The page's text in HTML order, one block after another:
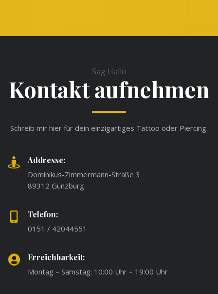
Sag Hallo
Kontakt aufnehmen
Schreib mir hier für dein einzigartiges Tattoo oder Piercing.
Addresse:
Dominikus-Zimmermann-Straße 3
89312 Günzburg
Telefon:
0151 / 42044551
Erreichbarkeit:
Montag – Samstag: 10:00 Uhr – 19:00 Uhr